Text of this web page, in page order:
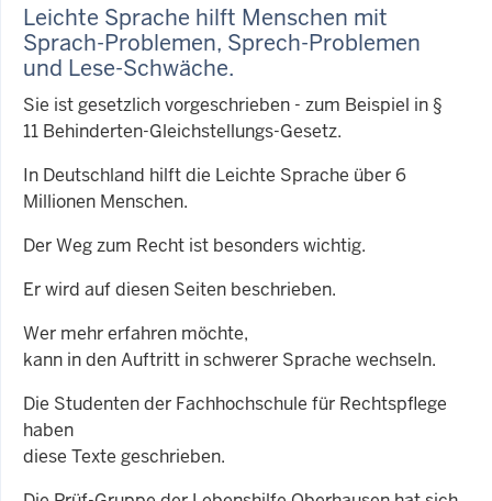
Leichte Sprache hilft Menschen mit
Sprach-Problemen, Sprech-Problemen
und Lese-Schwäche.
Sie ist gesetzlich vorgeschrieben - zum Beispiel in §
11 Behinderten-Gleichstellungs-Gesetz.
In Deutschland hilft die Leichte Sprache über 6
Millionen Menschen.
Der Weg zum Recht ist besonders wichtig.
Er wird auf diesen Seiten beschrieben.
Wer mehr erfahren möchte,
kann in den Auftritt in schwerer Sprache wechseln.
Die Studenten der Fachhochschule für Rechtspflege
haben
diese Texte geschrieben.